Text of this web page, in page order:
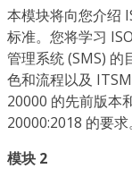
本模块将向您介绍
标准。您将学习
管理系统 (SMS) 的
色和流程以及
20000 的先前版本
20000:2018 的要求。
模块 2